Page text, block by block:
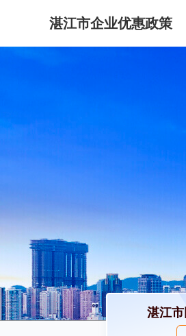
湛江市企业优惠政策
湛江